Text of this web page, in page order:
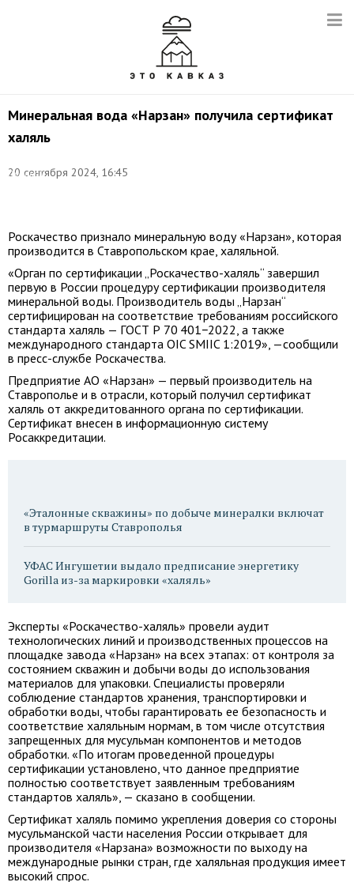
Минеральная вода «Нарзан» получила сертификат
халяль
20 сентября 2024, 16:45
Григорий
Роскачество признало минеральную воду «Нарзан», которая
производится в Ставропольском крае, халяльной.
«Орган по сертификации „Роскачество-халяль“ завершил
первую в России процедуру сертификации производителя
минеральной воды. Производитель воды „Нарзан“
сертифицирован на соответствие требованиям российского
стандарта халяль — ГОСТ Р 70 401−2022, а также
международного стандарта OIC SMIIC 1:2019», —сообщили
в пресс-службе Роскачества.
Предприятие АО «Нарзан» — первый производитель на
Ставрополье и в отрасли, который получил сертификат
халяль от аккредитованного органа по сертификации.
Сертификат внесен в информационную систему
Росаккредитации.
«Эталонные скважины» по добыче минералки включат
в турмаршруты Ставрополья
УФАС Ингушетии выдало предписание энергетику
Gorilla из-за маркировки «халяль»
Эксперты «Роскачество-халяль» провели аудит
технологических линий и производственных процессов на
площадке завода «Нарзан» на всех этапах: от контроля за
состоянием скважин и добычи воды до использования
материалов для упаковки. Специалисты проверяли
соблюдение стандартов хранения, транспортировки и
обработки воды, чтобы гарантировать ее безопасность и
соответствие халяльным нормам, в том числе отсутствия
запрещенных для мусульман компонентов и методов
обработки. «По итогам проведенной процедуры
сертификации установлено, что данное предприятие
полностью соответствует заявленным требованиям
стандартов халяль», — сказано в сообщении.
Сертификат халяль помимо укрепления доверия со стороны
мусульманской части населения России открывает для
производителя «Нарзана» возможности по выходу на
международные рынки стран, где халяльная продукция имеет
высокий спрос.